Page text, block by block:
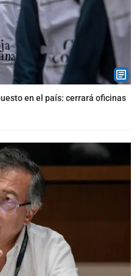
en el país: cerrará oficinas